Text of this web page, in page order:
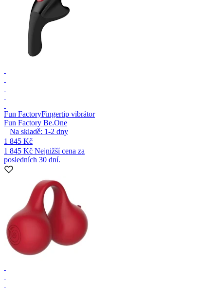
Fun FactoryFingertip vibrátor
Fun Factory Be.One
Na skladě: 1-2 dny
1 845 Kč
1 845 Kč Nejnižší cena za
posledních 30 dní.